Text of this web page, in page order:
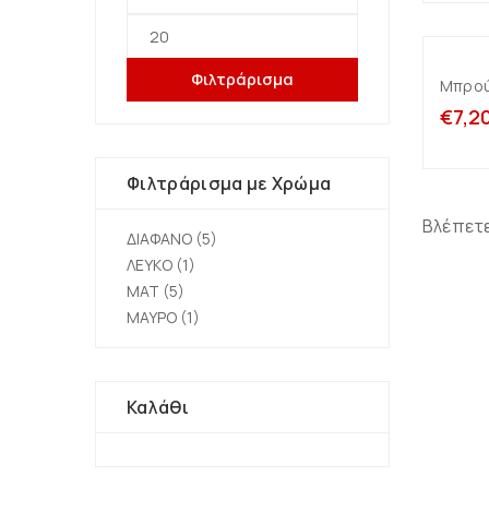
€
Φιλτράρισμα
Φιλτράρισμα με Χρώμα
ΔΙΑΦΑΝΟ (5)
ΛΕΥΚΟ (1)
ΜΑΤ (5)
ΜΑΥΡΟ (1)
Καλάθι